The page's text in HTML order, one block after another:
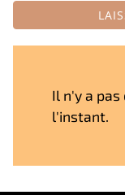
Il n'y a
l'instant.